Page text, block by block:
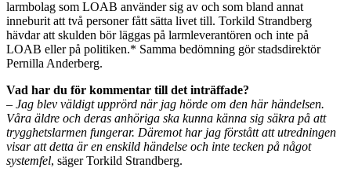
larmbolag som LOAB använder sig av och som bland annat
inneburit att två personer fått sätta livet till. Torkild Strandberg
hävdar att skulden bör läggas på larmleverantören och inte på
LOAB eller på politiken.* Samma bedömning gör stadsdirektör
Pernilla Anderberg.
Vad har du för kommentar till det inträffade?
– Jag blev väldigt upprörd när jag hörde om den här händelsen.
Våra äldre och deras anhöriga ska kunna känna sig säkra på att
trygghetslarmen fungerar. Däremot har jag förstått att utredningen
visar att detta är en enskild händelse och inte tecken på något
systemfel, säger Torkild Strandberg.